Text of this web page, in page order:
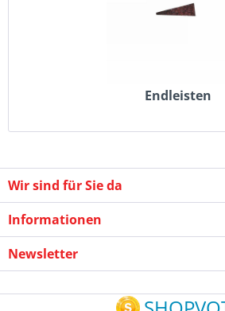
Endleisten
Wir sind für Sie da
Informationen
Newsletter